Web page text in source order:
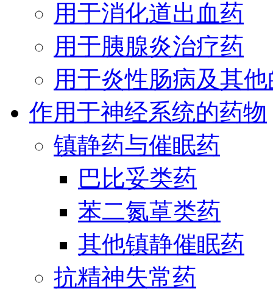
用于消化道出血药
用于胰腺炎治疗药
用于炎性肠病及其
作用于神经系统的药物
镇静药与催眠药
巴比妥类药
苯二氮䓬类药
其他镇静催眠药
抗精神失常药